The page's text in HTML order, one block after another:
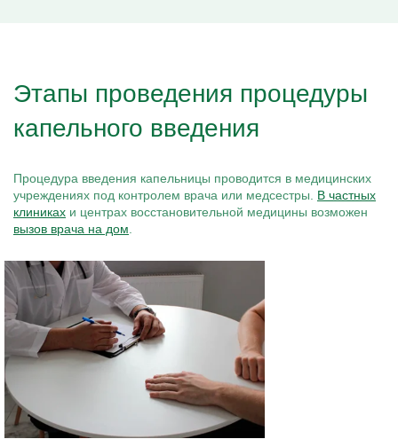
Этапы проведения процедуры
капельного введения
Процедура введения капельницы проводится в медицинских
учреждениях под контролем врача или медсестры. В частных
клиниках и центрах восстановительной медицины возможен
вызов врача на дом